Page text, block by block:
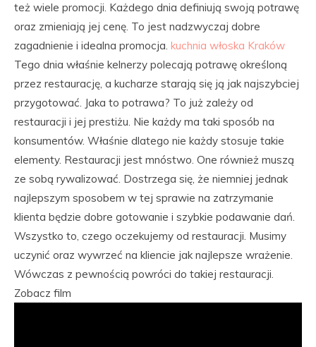
też wiele promocji. Każdego dnia definiują swoją potrawę
oraz zmieniają jej cenę. To jest nadzwyczaj dobre
zagadnienie i idealna promocja. kuchnia włoska Kraków
Tego dnia właśnie kelnerzy polecają potrawę określoną
przez restaurację, a kucharze starają się ją jak najszybciej
przygotować. Jaka to potrawa? To już zależy od
restauracji i jej prestiżu. Nie każdy ma taki sposób na
konsumentów. Właśnie dlatego nie każdy stosuje takie
elementy. Restauracji jest mnóstwo. One również muszą
ze sobą rywalizować. Dostrzega się, że niemniej jednak
najlepszym sposobem w tej sprawie na zatrzymanie
klienta będzie dobre gotowanie i szybkie podawanie dań.
Wszystko to, czego oczekujemy od restauracji. Musimy
uczynić oraz wywrzeć na kliencie jak najlepsze wrażenie.
Wówczas z pewnością powróci do takiej restauracji.
Zobacz film